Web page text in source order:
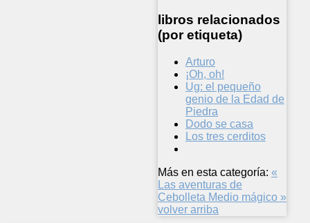
libros relacionados
(por etiqueta)
Arturo
¡Oh, oh!
Ug: el pequeño
genio de la Edad de
Piedra
Dodo se casa
Los tres cerditos
Más en esta categoría: «
Las aventuras de
Cebolleta Medio mágico »
volver arriba